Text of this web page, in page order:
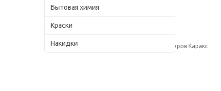
Бытовая химия
Краски
Накидки
© 2009–2018, Интернет магазин автоаксессуаров Каракс